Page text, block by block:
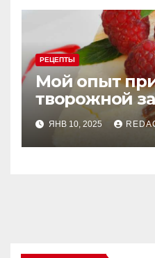
РЕЦЕПТЫ
Мой опыт
творожной
ЯНВ 10, 2025